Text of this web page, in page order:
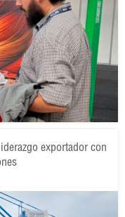
exportador con